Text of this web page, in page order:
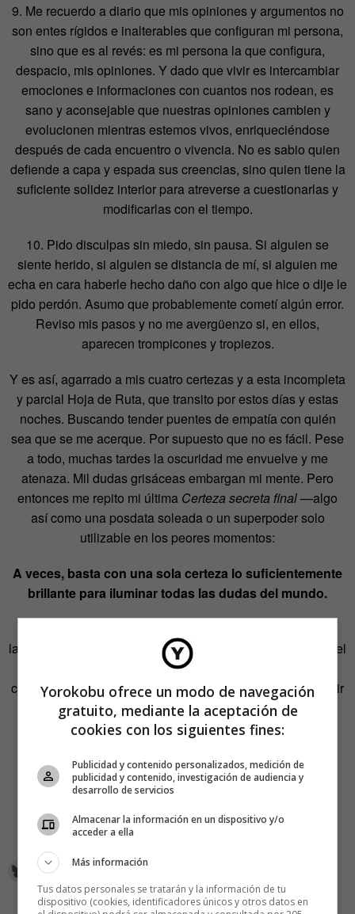
9. Me recuerdo a diario que mis opiniones y argumentos no
son entes rígidos e inalterables que configuran mi persona,
sino que es al revés: es mi persona la que configura,
despacio, mis opiniones. Y dado que vivir es intercambiar
emociones e informaciones con cuantos nos rodean, es
sano y aconsejable que nuestras opiniones cambien y
evolucionen mientras estemos vivos, enriqueciéndose
después de cada encuentro o vivencia. No es sabio quien
defiende a capa y espada sus creencias, sino quien tiene la
suficiente solidez interior para atreverse a cuestionarlas y
modificarlas con el tiempo.
10. Pido disculpas sin miedo, sin pausa. Si alguien se
siente herido, si alguien se distancia de mí, si alguien me
echa en cara haberle hecho daño con algo que hice o dije le
pido perdón. Asumo que probablemente cometí algún error.
Reviso mis pasos y no me avergüenzo si, en ellos,
aparecen trompicones y tropiezos.
Y es así, agarrado a mis cuatro certezas y a esta incompleta
y parcial Hoja de Ruta, que transito por estos días y estas
noches. Buscando tender puentes de empatía con quién
sea que se me acerque. Por supuesto que no es fácil. Pese
a todo, muchas tardes la oscuridad me envuelve y me
atenaza. Mil dudas grisáceas embargan mi mente. Pero
entonces me repito mi última Certeza secreta final—algo
así como una posdata soleada o un superpoder solo
utilizable en los peores momentos:
A veces, basta con una sola certeza lo suficientemente
brillante para iluminar todas las dudas del mundo.
lanzarme a la bella y magnífica tarea de no permitir que ni el
desánimo ni la ira me invadan. Al precioso ejercicio de
comunicarme con quienes me rodean, tratando de construir
espacios de convivencia en los que cohabiten el mayor
número posible de personas.
¿Me ayudas a hacerlo?
Parlem?
Yorokobu ofrece un modo de navegación
gratuito, mediante la aceptación de
cookies con los siguientes fines:
Publicidad y contenido personalizados, medición de
publicidad y contenido, investigación de audiencia y
desarrollo de servicios
Almacenar la información en un dispositivo y/o
acceder a ella
Más información
Tus datos personales se tratarán y la información de tu
dispositivo (cookies, identificadores únicos y otros datos en